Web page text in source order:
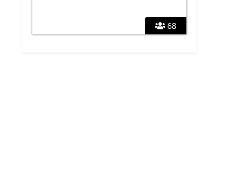
68